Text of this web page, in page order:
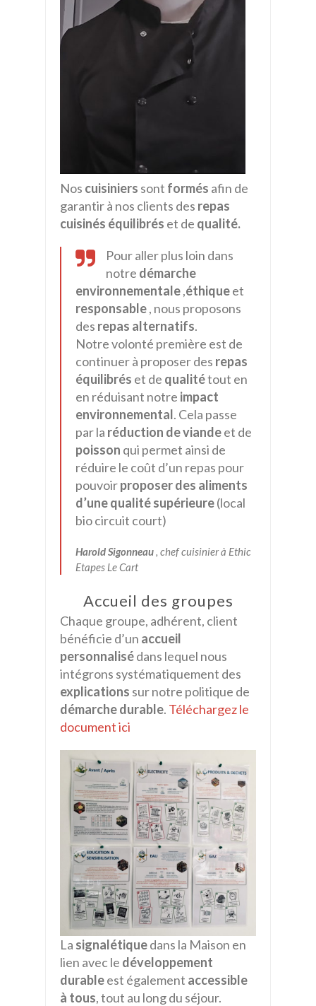
Nos cuisiniers sont formés afin de
garantir à nos clients des repas
cuisinés équilibrés et de qualité.
Pour aller plus loin dans
notre démarche
environnementale,éthiqueet
responsable, nous proposons
des repas alternatifs.
Notre volonté première est de
continuer à proposer des repas
équilibrés et de qualitétout en
en réduisant notre impact
environnemental. Cela passe
par la réduction de viandeet de
poisson qui permet ainsi de
réduire le coût d’un repas pour
pouvoirproposer des aliments
d’une qualité supérieure(local
bio circuit court)
Harold Sigonneau, chef cuisinier à Ethic
Etapes Le Cart
Accueil des groupes
Chaque groupe, adhérent, client
bénéficie d’un accueil
personnalisédans lequel nous
intégrons systématiquement des
explications sur notre politique de
démarche durable. Téléchargez le
document ici
La signalétiquedans la Maison en
lien avec le développement
durableest également accessible
à tous, tout au long du séjour.